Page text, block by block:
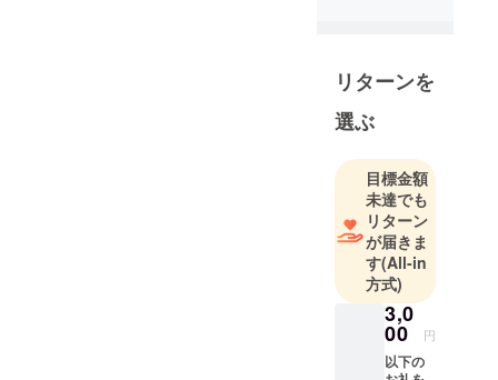
リターンを
選ぶ
目標金額
未達でも
リターン
が届きま
す(All-in
方式)
3,0
00 円
以下の